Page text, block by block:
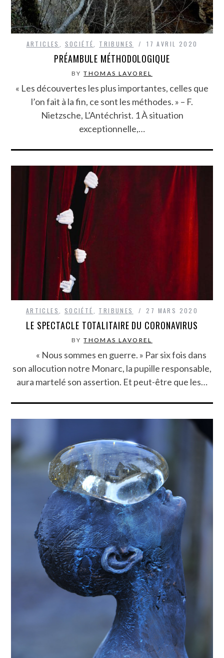
ARTICLES SOCIÉTÉ TRIBUNES 17 AVRIL 2020
PRÉAMBULE MÉTHODOLOGIQUE
BYTHOMAS LAVOREL
« Les découvertes les plus importantes, celles que
l’on fait à la fin, ce sont les méthodes. » – F.
Nietzsche, L’Antéchrist. 1 À situation
exceptionnelle,…
ARTICLES SOCIÉTÉ TRIBUNES 27 MARS 2020
LE SPECTACLE TOTALITAIRE DU CORONAVIRUS
BYTHOMAS LAVOREL
« Nous sommes en guerre. » Par six fois dans
son allocution notre Monarc, la pupille responsable,
aura martelé son assertion. Et peut-être que les…